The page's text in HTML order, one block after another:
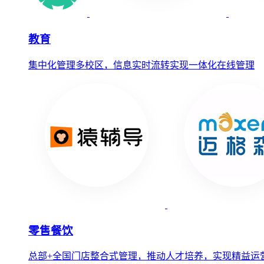
教育
集中化管理多校区，信息实时流转实现一体化在线管理
零售餐饮
总部+全国门店整合式管理，推动人才培养，实现精益运